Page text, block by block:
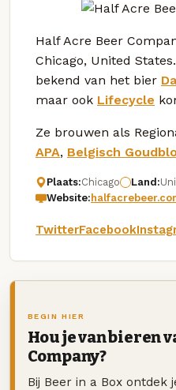
Half Acre Beer
Chicago, United
bekend van het bier
maar ook Lifecycle
Ze brouwen als
APA, Belgisch
Plaats:Chicago Land:
Website:
TwitterFacebook
BEGIN HIER
Hou je van bieren
Company?
Bij Beer in a Box ontdek